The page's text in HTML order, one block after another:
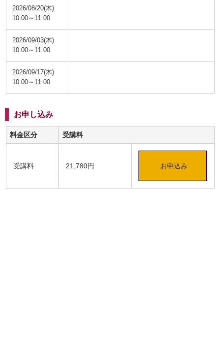
2026/08/20(木)
10:00～11:00
2026/09/03(木)
10:00～11:00
2026/09/17(木)
10:00～11:00
お申し込み
料金区分 受講料
受講料 21,780円 お申込み